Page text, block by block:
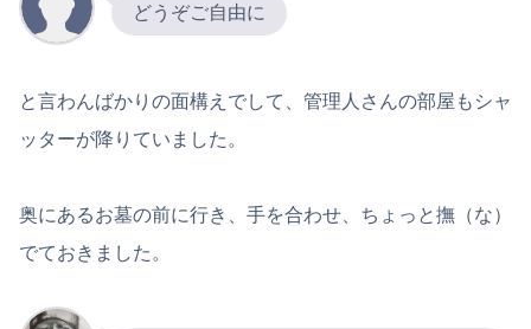
どうぞご自由に
と言わんばかりの面構えでして、管理人さんの部屋もシャ
ッターが降りていました。
奥にあるお墓の前に行き、手を合わせ、ちょっと撫（な）
でておきました。